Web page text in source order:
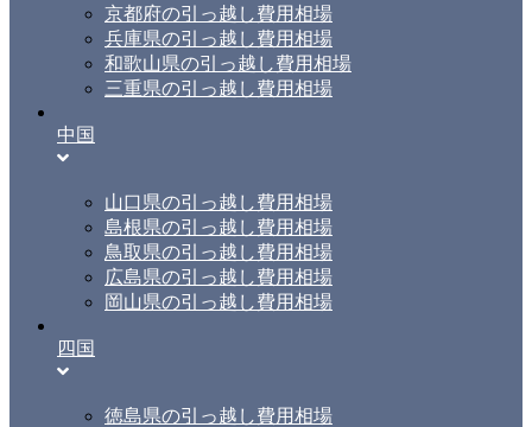
京都府の引っ越し費用相場
兵庫県の引っ越し費用相場
和歌山県の引っ越し費用相場
三重県の引っ越し費用相場
中国
山口県の引っ越し費用相場
島根県の引っ越し費用相場
鳥取県の引っ越し費用相場
広島県の引っ越し費用相場
岡山県の引っ越し費用相場
四国
徳島県の引っ越し費用相場